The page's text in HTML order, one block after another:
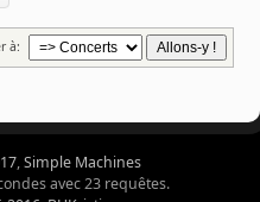
à:
,Simple Machines
avec 23 requêtes.